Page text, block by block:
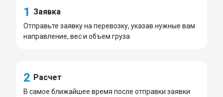
1 Заявка
Отправьте заявку на перевозку, указав нужные вам
направление, вес и объем груза
2 Расчет
В самое ближайшее время после отправки заявки